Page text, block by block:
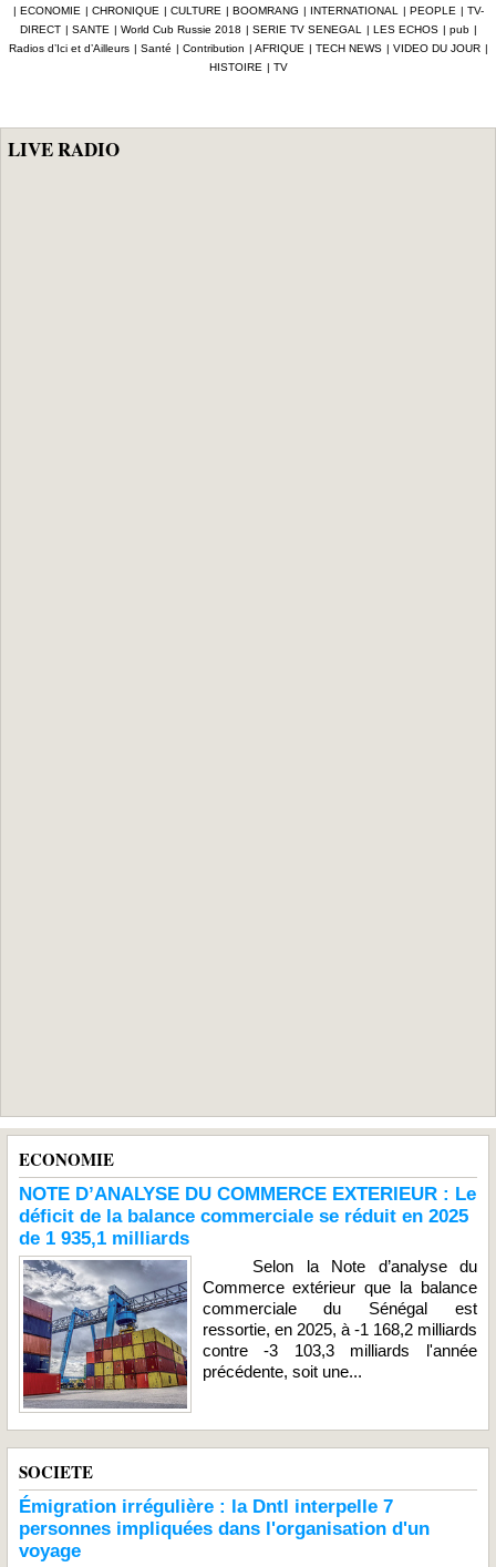
Icip 2026
ECONOMIE CHRONIQUE CULTURE BOOMRANG INTERNATIONAL PEOPLE
TV-
DIRECT
SANTE World Cub Russie 2018 SERIE TV SENEGAL LES ECHOS pub
Radios d’Ici et d’Ailleurs
Santé Contribution AFRIQUE TECH NEWS VIDEO DU JOUR
HISTOIRE
TV
LIVE RADIO
ECONOMIE
NOTE D’ANALYSE DU COMMERCE EXTERIEUR : Le
déficit de la balance commerciale se réduit en 2025
de 1 935,1 milliards
Selon la Note d’analyse du
Commerce extérieur que la balance
commerciale du Sénégal est
ressortie, en 2025, à -1 168,2 milliards
contre -3 103,3 milliards l'année
précédente, soit une...
SOCIETE
Émigration irrégulière : la Dntl interpelle 7
personnes impliquées dans l'organisation d'un
voyage